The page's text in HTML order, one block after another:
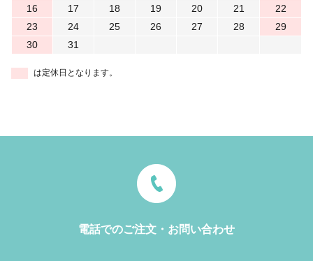
16
17 18 19 20 21
22
23
24 25 26 27 28
29
30
31
は定休日となります。
電話でのご注文・お問い合わせ